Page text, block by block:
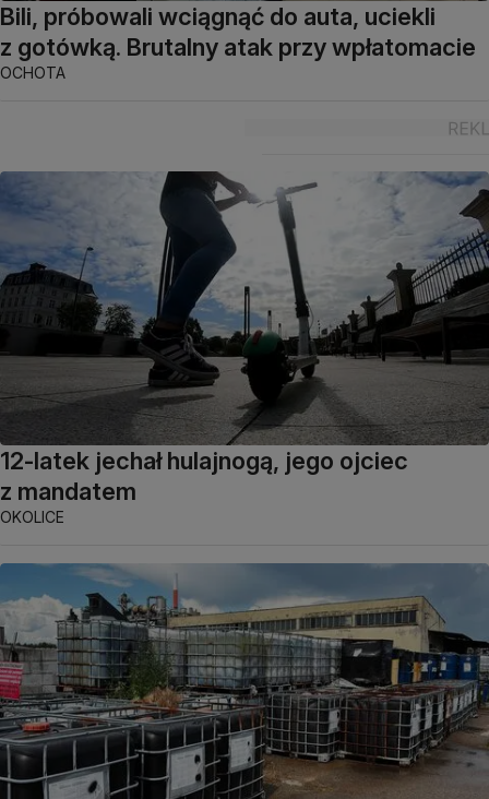
Bili, próbowali wciągnąć do auta, uciekli
z gotówką. Brutalny atak przy wpłatomacie
OCHOTA
12-latek jechał hulajnogą, jego ojciec
z mandatem
OKOLICE